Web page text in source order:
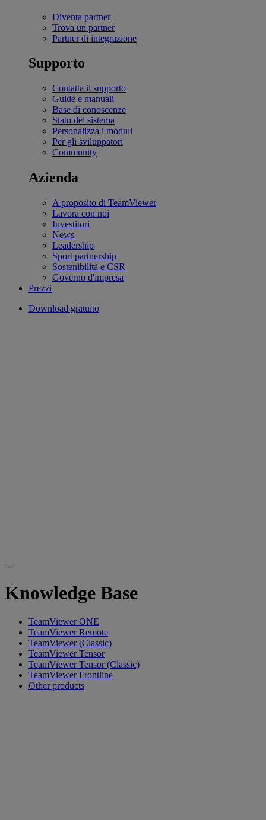
Diventa partner
Trova un partner
Partner di integrazione
Supporto
Contatta il supporto
Guide e manuali
Base di conoscenze
Stato del sistema
Personalizza i moduli
Per gli sviluppatori
Community
Azienda
A proposito di TeamViewer
Lavora con noi
Investitori
News
Leadership
Sport partnership
Sostenibilità e CSR
Governo d'impresa
Prezzi
Download gratuito
Knowledge Base
TeamViewer ONE
TeamViewer Remote
TeamViewer (Classic)
TeamViewer Tensor
TeamViewer Tensor (Classic)
TeamViewer Frontline
Other products